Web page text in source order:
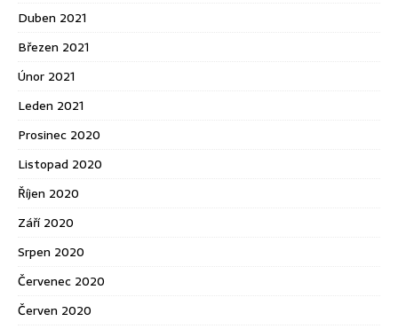
Duben 2021
Březen 2021
Únor 2021
Leden 2021
Prosinec 2020
Listopad 2020
Říjen 2020
Září 2020
Srpen 2020
Červenec 2020
Červen 2020